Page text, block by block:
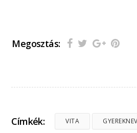
Megosztás:
Címkék: VITA